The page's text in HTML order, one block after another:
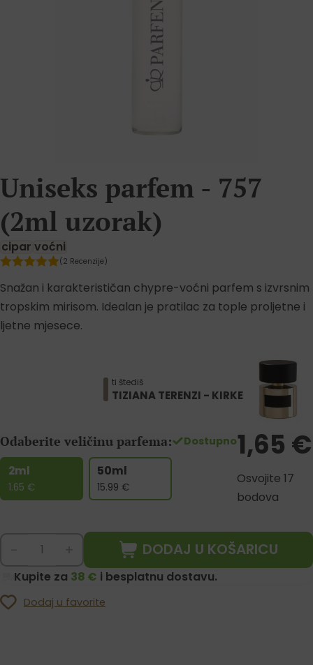
Uniseks parfem - 757
(2ml uzorak)
cipar voćni
(2 Recenzije)
Snažan i karakterističan chypre-voćni parfem s izvrsnim
tropskim mirisom. Idealan je pratilac za tople proljetne i
ljetne mjesece.
ti štediš
TIZIANA TERENZI - KIRKE
Odaberite veličinu parfema:
2ml
1.65 €
50ml
15.99 €
Dostupno1,65 €
Osvojite 17
bodova
DODAJ U KOŠARICU
Kupite za 38 € i besplatnu dostavu.
Dodaj u favorite